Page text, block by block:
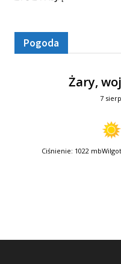
Pogoda
Żary,
7
Ciśnienie: 1022 mb